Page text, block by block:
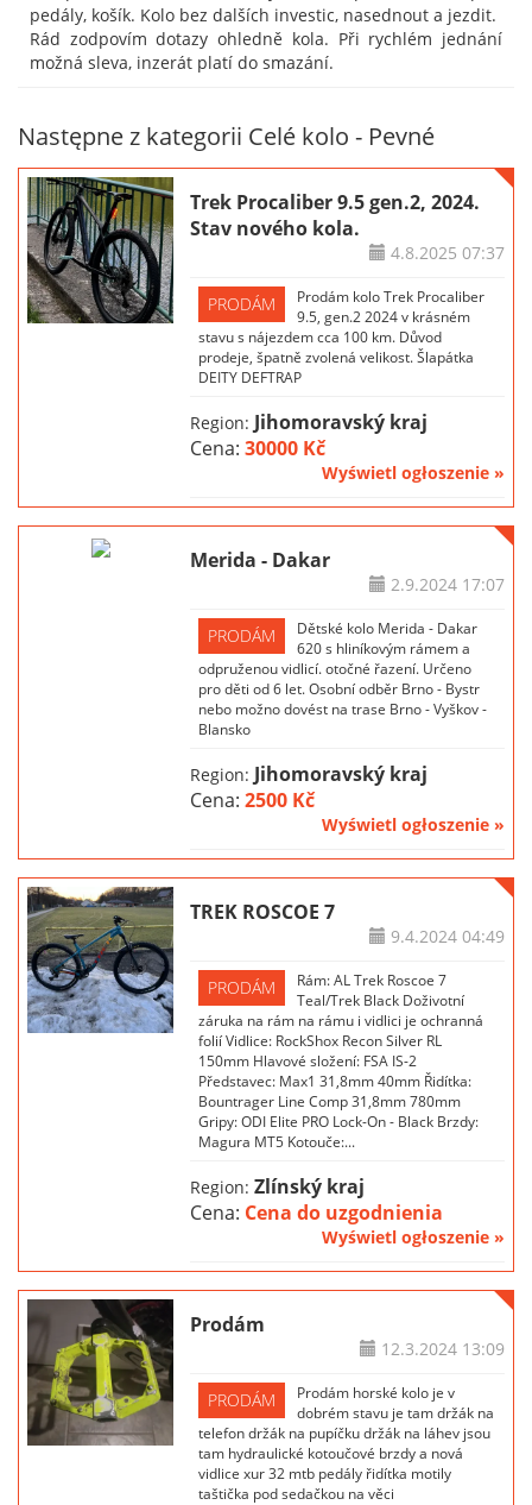
pedály, košík. Kolo bez dalších investic, nasednout a jezdit.
Rád zodpovím dotazy ohledně kola. Při rychlém jednání
možná sleva, inzerát platí do smazání.
Następne z kategorii Celé kolo - Pevné
Trek Procaliber 9.5 gen.2, 2024.
Stav nového kola.
4.8.2025 07:37
PRODÁM
Prodám kolo Trek Procaliber
9.5, gen.2 2024 v krásném
stavu s nájezdem cca 100 km. Důvod
prodeje, špatně zvolená velikost. Šlapátka
DEITY DEFTRAP
Region: Jihomoravský kraj
Cena:30000 Kč
Wyświetl ogłoszenie »
Merida - Dakar
2.9.202417:07
PRODÁM
Dětské kolo Merida - Dakar
620 s hliníkovým rámem a
odpruženou vidlicí. otočné řazení. Určeno
pro děti od 6 let. Osobní odběr Brno - Bystr
nebo možno dovést na trase Brno - Vyškov -
Blansko
Region: Jihomoravský kraj
Cena:2500 Kč
Wyświetl ogłoszenie »
TREK ROSCOE 7
9.4.202404:49
PRODÁM
Rám: AL Trek Roscoe 7
Teal/Trek Black Doživotní
záruka na rám na rámu i vidlici je ochranná
folií Vidlice: RockShox Recon Silver RL
150mm Hlavové složení: FSA IS-2
Představec: Max1 31,8mm 40mm Řidítka:
Bountrager Line Comp 31,8mm 780mm
Gripy: ODI Elite PRO Lock-On - Black Brzdy:
Magura MT5 Kotouče:...
Region:Zlínský kraj
Cena: Cena do uzgodnienia
Wyświetl ogłoszenie »
Prodám
12.3.202413:09
PRODÁM
Prodám horské kolo je v
dobrém stavu je tam držák na
telefon držák na pupíčku držák na láhev jsou
tam hydraulické kotoučové brzdy a nová
vidlice xur 32 mtb pedály řidítka motily
taštička pod sedačkou na věci